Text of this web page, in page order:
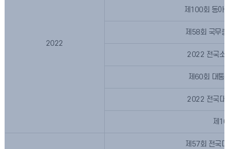
2022
제100회 동아
제58회 국무
2022 전국소
제60회 대통
2022 전국대
제
제57회 전국